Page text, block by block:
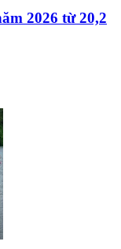
2026 từ 20,2